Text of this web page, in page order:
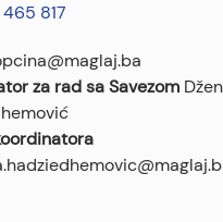
817
za rad sa Savezom